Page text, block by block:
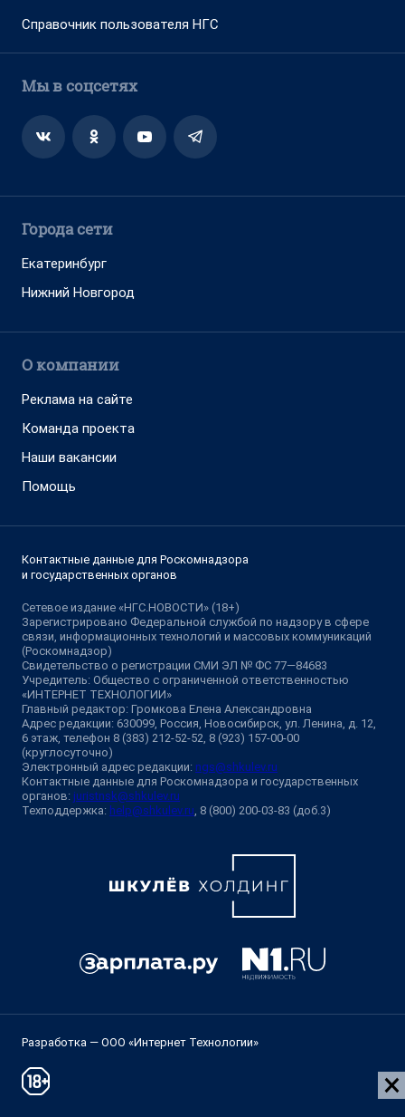
Справочник пользователя НГС
Мы в соцсетях
Города сети
Екатеринбург
Нижний Новгород
О компании
Реклама на сайте
Команда проекта
Наши вакансии
Помощь
Контактные данные для Роскомнадзора
и государственных органов
Сетевое издание «НГС.НОВОСТИ» (18+)
Зарегистрировано Федеральной службой по надзору в сфере
связи, информационных технологий и массовых коммуникаций
(Роскомнадзор)
Свидетельство о регистрации СМИ ЭЛ № ФС 77—84683
Учредитель: Общество с ограниченной ответственностью
«ИНТЕРНЕТ ТЕХНОЛОГИИ»
Главный редактор: Громкова Елена Александровна
Адрес редакции: 630099, Россия, Новосибирск, ул. Ленина, д. 12,
6 этаж, телефон 8 (383) 212-52-52, 8 (923) 157-00-00
(круглосуточно)
Электронный адрес редакции: ngs@shkulev.ru
Контактные данные для Роскомнадзора и государственных
органов: juristnsk@shkulev.ru
Техподдержка: help@shkulev.ru , 8 (800) 200-03-83 (доб.3)
Разработка — ООО «Интернет Технологии»